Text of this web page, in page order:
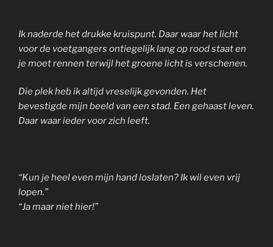
Ik naderde het drukke kruispunt. Daar waar het licht
voor de voetgangers ontiegelijk lang op rood staat en
je moet rennen terwijl het groene licht is verschenen.
Die plek heb ik altijd vreselijk gevonden. Het
bevestigde mijn beeld van een stad. Een gehaast leven.
Daar waar ieder voor zich leeft.
“Kun je heel even mijn hand loslaten? Ik wil even vrij
lopen.”
“Ja maar niet hier!”